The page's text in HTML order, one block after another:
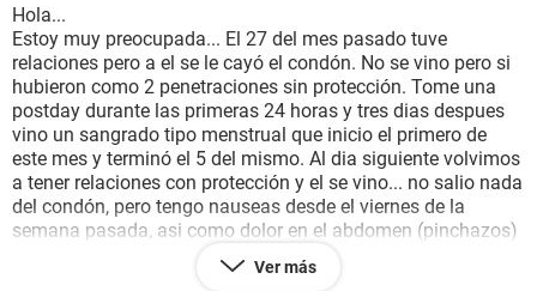
BIENESTAR
SEXUALIDAD
GLOSARIO
Hola...
Estoy muy preocupada... El 27 del mes pasado tuve
relaciones pero a el se le cayó el condón. No se vino pero si
hubieron como 2 penetraciones sin protección. Tome una
postday durante las primeras 24 horas y tres dias despues
vino un sangrado tipo menstrual que inicio el primero de
este mes y terminó el 5 del mismo. Al dia siguiente volvimos
a tener relaciones con protección y el se vino... no salio nada
del condón, pero tengo nauseas desde el viernes de la
semana pasada, asi como dolor en el abdomen (pinchazos)
y estoy hinchada, tengo 4 días de retraso. Siento cólicos y
me sale un flujo blanco sin olor, espeso, ademas tengo
Ver más